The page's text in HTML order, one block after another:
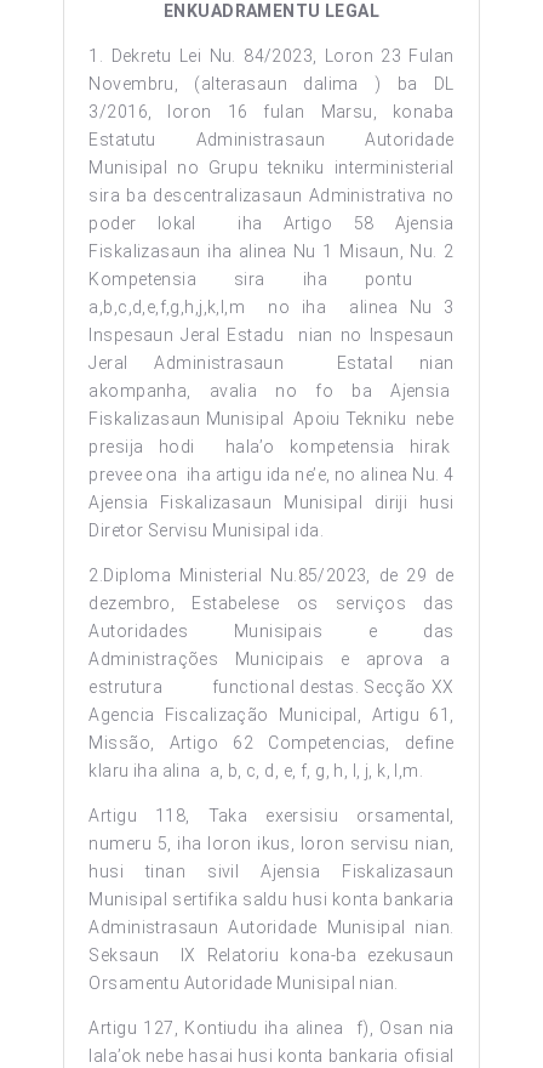
ENKUADRAMENTU LEGAL
1. Dekretu Lei Nu. 84/2023, Loron 23 Fulan
Novembru, (alterasaun dalima ) ba DL
3/2016, loron 16 fulan Marsu, konaba
Estatutu Administrasaun Autoridade
Munisipal no Grupu tekniku interministerial
sira ba descentralizasaun Administrativa no
poder lokal iha Artigo 58 Ajensia
Fiskalizasaun iha alinea Nu 1 Misaun, Nu. 2
Kompetensia sira iha pontu
a,b,c,d,e,f,g,h,j,k,l,m no iha alinea Nu 3
Inspesaun Jeral Estadu nian no Inspesaun
Jeral Administrasaun Estatal nian
akompanha, avalia no fo ba Ajensia
Fiskalizasaun Munisipal Apoiu Tekniku nebe
presija hodi hala’o kompetensia hirak
prevee ona iha artigu ida ne’e, no alinea Nu. 4
Ajensia Fiskalizasaun Munisipal diriji husi
Diretor Servisu Munisipal ida.
2.Diploma Ministerial Nu.85/2023, de 29 de
dezembro, Estabelese os serviços das
Autoridades Munisipais e das
Administrações Municipais e aprova a
estrutura functional destas. Secção XX
Agencia Fiscalização Municipal, Artigu 61,
Missão, Artigo 62 Competencias, define
klaru iha alina a, b, c, d, e, f, g, h, I, j, k, l,m.
Artigu 118, Taka exersisiu orsamental,
numeru 5, iha loron ikus, loron servisu nian,
husi tinan sivil Ajensia Fiskalizasaun
Munisipal sertifika saldu husi konta bankaria
Administrasaun Autoridade Munisipal nian.
Seksaun IX Relatoriu kona-ba ezekusaun
Orsamentu Autoridade Munisipal nian.
Artigu 127, Kontiudu iha alinea f), Osan nia
lala’ok nebe hasai husi konta bankaria ofisial